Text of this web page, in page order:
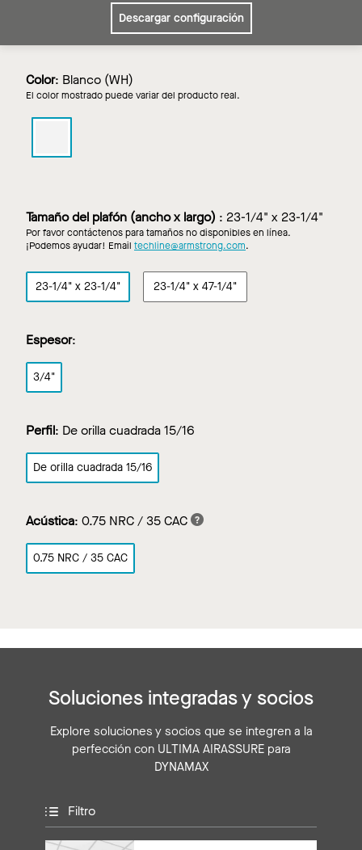
Descargar configuración
Color: Blanco (WH)
El color mostrado puede variar del producto real.
para
Blanco
Tamaño del plafón (ancho x largo) : 23-1/4" x 23-1/4"
Por favor contáctenos para tamaños no disponibles en línea.
¡Podemos ayudar! Email techline@armstrong.com.
23-1/4" x 23-1/4" 23-1/4" x 47-1/4"
Espesor:
3/4"
Perfil: De orilla cuadrada 15/16
De orilla cuadrada 15/16
Acústica: 0.75 NRC / 35 CAC
0.75 NRC / 35 CAC
Soluciones integradas y socios
Explore soluciones y socios que se integren a la
perfección con ULTIMA AIRASSURE para
DYNAMAX
Filtro